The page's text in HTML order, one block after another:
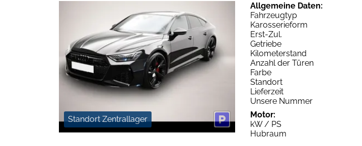
Standort Zentrallager
Allgemeine Daten:
Fahrzeugtyp
Karosserieform
Erst-Zul.
Getriebe
Kilometerstand
Anzahl der Türen
Farbe
Standort
Lieferzeit
Unsere Nummer
Motor:
kW / PS
Hubraum